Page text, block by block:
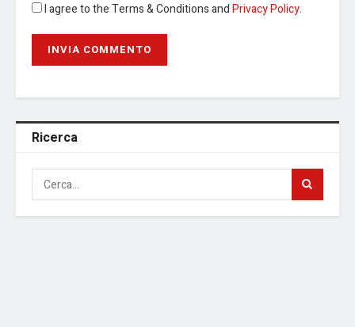
I agree to the Terms & Conditions andPrivacy Policy.
Ricerca